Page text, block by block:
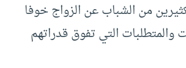
من الشباب عن الزواج خوفا
والمتطلبات التي تفوق قدراتهم